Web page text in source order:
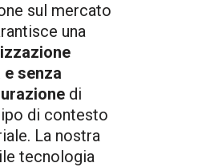
sul mercato
una
e senza
di
di contesto
La nostra
tecnologia